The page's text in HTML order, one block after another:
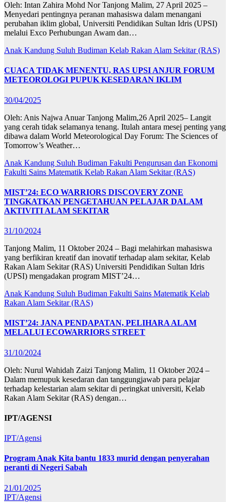
Oleh: Intan Zahira Mohd Nor Tanjong Malim, 27 April 2025 –
Menyedari pentingnya peranan mahasiswa dalam menangani
perubahan iklim global, Universiti Pendidikan Sultan Idris (UPSI)
melalui Exco Perhubungan Awam dan…
Anak Kandung Suluh Budiman Kelab Rakan Alam Sekitar (RAS)
CUACA TIDAK MENENTU, RAS UPSI ANJUR FORUM
METEOROLOGI PUPUK KESEDARAN IKLIM
30/04/2025
Oleh: Anis Najwa Anuar Tanjong Malim,26 April 2025– Langit
yang cerah tidak selamanya tenang. Itulah antara mesej penting yang
dibawa dalam World Meteorological Day Forum: The Sciences of
Tomorrow’s Weather…
Anak Kandung Suluh Budiman Fakulti Pengurusan dan Ekonomi
Fakulti Sains Matematik Kelab Rakan Alam Sekitar (RAS)
MIST’24: ECO WARRIORS DISCOVERY ZONE
TINGKATKAN PENGETAHUAN PELAJAR DALAM
AKTIVITI ALAM SEKITAR
31/10/2024
Tanjong Malim, 11 Oktober 2024 – Bagi melahirkan mahasiswa
yang berfikiran kreatif dan inovatif terhadap alam sekitar, Kelab
Rakan Alam Sekitar (RAS) Universiti Pendidikan Sultan Idris
(UPSI) mengadakan program MIST’24…
Anak Kandung Suluh Budiman Fakulti Sains Matematik Kelab
Rakan Alam Sekitar (RAS)
MIST’24: JANA PENDAPATAN, PELIHARA ALAM
MELALUI ECOWARRIORS STREET
31/10/2024
Oleh: Nurul Wahidah Zaizi Tanjong Malim, 11 Oktober 2024 –
Dalam memupuk kesedaran dan tanggungjawab para pelajar
terhadap kelestarian alam sekitar di peringkat universiti, Kelab
Rakan Alam Sekitar (RAS) dengan…
IPT/AGENSI
IPT/Agensi
Program Anak Kita bantu 1833 murid dengan penyerahan
peranti di Negeri Sabah
21/01/2025
IPT/Agensi